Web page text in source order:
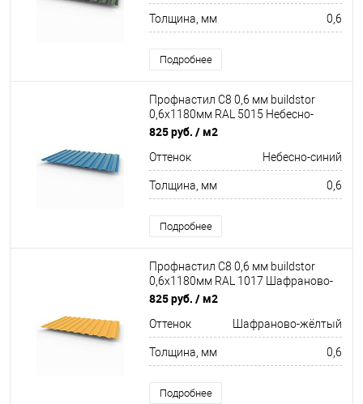
Толщина, мм 0,6
Подробнее
Профнастил С8 0,6 мм buildstor
0,6х1180мм RAL 5015 Небесно-
синий
825 руб. / м2
Оттенок Небесно-синий
Толщина, мм 0,6
Подробнее
Профнастил С8 0,6 мм buildstor
0,6х1180мм RAL 1017 Шафраново-
жёлтый
825 руб. / м2
Оттенок Шафраново-жёлтый
Толщина, мм 0,6
Подробнее